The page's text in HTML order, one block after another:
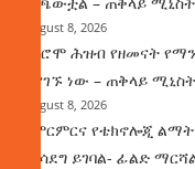
August 8, 2026
የኦሮሞ ሕዝብ የዘመናት
እያገኙ ነው – ጠቅላይ
August 8, 2026
የምርምርና የቴክኖሎጂ
ማሳደግ ይገባል- ፊልድ